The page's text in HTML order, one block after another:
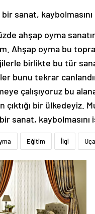
bir sanat,
ahşap oyma
Ahşap oyma bu
birlikte bu tür
bunu tekrar
çalışıyoruz bu
çıktığı bir ülkedeyiz.
sanat,
Eğitim İlgi